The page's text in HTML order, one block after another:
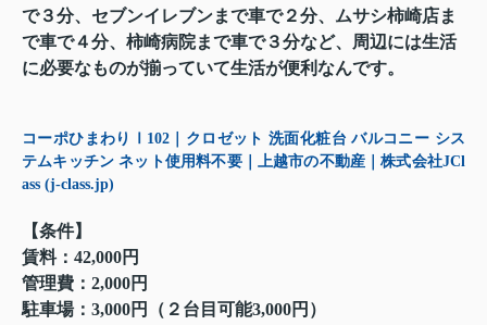
で３分、セブンイレブンまで車で２分、ムサシ柿崎店ま
で車で４分、柿崎病院まで車で３分など、周辺には生活
に必要なものが揃っていて生活が便利なんです。
コーポひまわりⅠ102｜クロゼット 洗面化粧台 バルコニー シス
テムキッチン ネット使用料不要｜上越市の不動産｜株式会社JCl
ass (j-class.jp)
【条件】
賃料：42,000円
管理費：2,000円
駐車場：3,000円（２台目可能3,000円）